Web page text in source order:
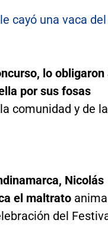
cayó una vaca del
lo obligaron
por sus fosas
comunidad y de la
Nicolás
el maltrato
del